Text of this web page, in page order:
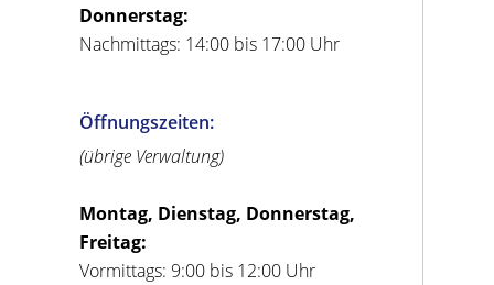
Donnerstag:
Nachmittags: 14:00 bis 17:00 Uhr
Öffnungszeiten:
(übrige Verwaltung)
Montag, Dienstag, Donnerstag,
Freitag:
Vormittags: 9:00 bis 12:00 Uhr